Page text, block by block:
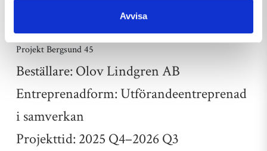
Avvisa
byggnadens skick och funktion
Projekt Bergsund 45
Beställare: Olov Lindgren AB
Entreprenadform: Utförandeentreprenad
i samverkan
Projekttid: 2025 Q4–2026 Q3